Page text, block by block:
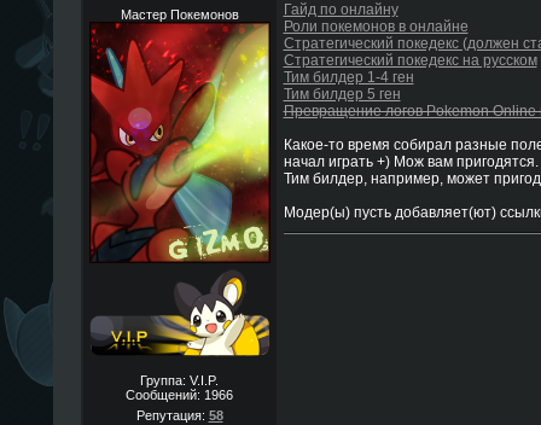
Мастер Покемонов
Группа: V.I.P.
Сообщений: 1966
Репутация: 58
Гайд по онлайну
Роли покемонов в онлайне
Стратегический покедекс (должен
Стратегический покедекс на русском
Тим билдер 1-4 ген
Тим билдер 5 ген
Превращение логов Pokemon Online
Какое-то время собирал разные
начал играть +) Мож вам пригодятся.
Тим билдер, например, может
Модер(ы) пусть добавляет(ют)